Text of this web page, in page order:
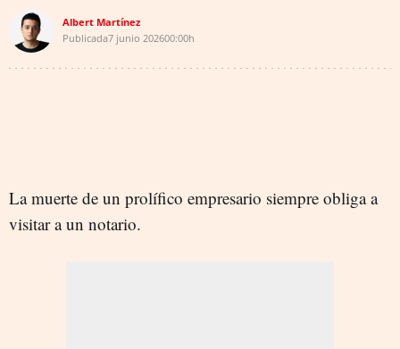
Albert Martínez
Publicada7 junio 202600:00h
La muerte de un prolífico empresario siempre obliga a
visitar a un notario.